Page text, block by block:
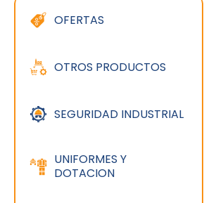
OFERTAS
OTROS PRODUCTOS
SEGURIDAD INDUSTRIAL
UNIFORMES Y
DOTACION